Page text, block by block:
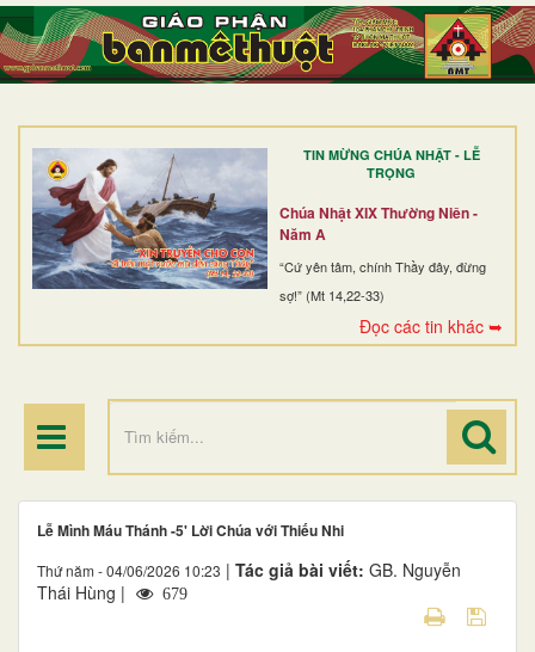
TIN MỪNG CHÚA NHẬT - LỄ
TRỌNG
Chúa Nhật XIX Thường Niên -
Năm A
“Cứ yên tâm, chính Thầy đây, đừng
sợ!” (Mt 14,22-33)
Đọc các tin khác ➥
TRANG NHẤT
GIỚI THIỆU
DÒNG TU
BAN MỤC VỤ
ĐOÀN THỂ CG
ĐIỂM HÀNH HƯƠNG
Lễ Mình Máu Thánh -5' Lời Chúa với Thiếu Nhi
Thứ năm - 04/06/2026 10:23 | Tác giả bài viết: GB. Nguyễn
Thái Hùng |
679